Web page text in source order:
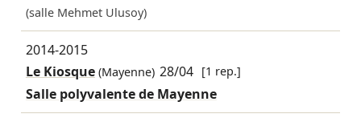
(salle Mehmet Ulusoy)
2014-2015
Le Kiosque(Mayenne) 28/04 [1 rep.]
Salle polyvalente de Mayenne